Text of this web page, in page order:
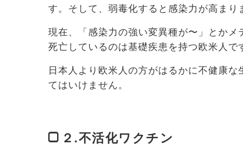
す。そして、弱毒化すると感染力が高まり
現在、「感染力の強い変異種が〜」とかメ
死亡しているのは基礎疾患を持つ欧米人で
日本人より欧米人の方がはるかに不健康
てはいけません。
２.不活化ワクチン